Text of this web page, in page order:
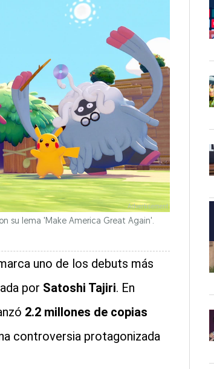
su lema 'Make America Great Again'.
uno de los debuts más
por Satoshi Tajiri. En
2.2 millones de copias
controversia protagonizada